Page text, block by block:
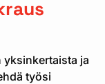
ja
työsi